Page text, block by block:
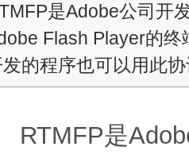
是Adobe公司开
Flash Player的
的程序也可以用此
是